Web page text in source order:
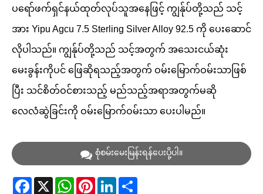
ပရော်ဖက်ရှင်နယ်ထုတ်လုပ်သူအနေဖြင့် ကျွန်ုပ်တို့သည် သင့်
အား Yipu Agcu 7.5 Sterling Silver Alloy 92.5 ကို ပေးဆောင်
လိုပါသည်။ ကျွန်ုပ်တို့သည် သင့်အတွက် အသေးငယ်ဆုံး
မေးခွန်းကိုပင် ဖြေဆိုရသည့်အတွက် ဝမ်းမြောက်ဝမ်းသာဖြစ်
ပြီး သင်စိတ်ဝင်စားသည့် မည်သည့်အရာအတွက်မဆို
လေလံဆွဲခြင်းကို ဝမ်းမြောက်ဝမ်းသာ ပေးပါမည်။
စုံစမ်းမေးမြန်းရန်ပေးပို့ပါ။
Facebook
X WhatsApp
PinterestLinkedIn